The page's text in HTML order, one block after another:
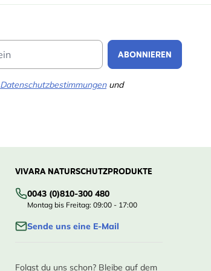
ABONNIEREN
Datenschutzbestimmungenund
VIVARA NATURSCHUTZPRODUKTE
0043 (0)810-300 480
Montag bis Freitag: 09:00 - 17:00
Sende uns eine E-Mail
Folgst du uns schon? Bleibe auf dem